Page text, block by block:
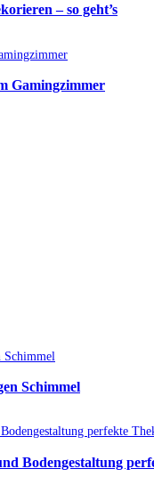
– so geht’s
Gamingzimmer
Schimmel
Bodengestaltung